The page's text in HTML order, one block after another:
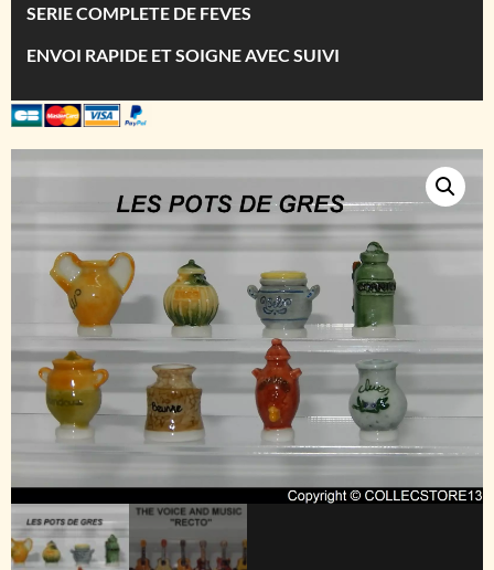
SERIE COMPLETE DE FEVES
ENVOI RAPIDE ET SOIGNE AVEC SUIVI